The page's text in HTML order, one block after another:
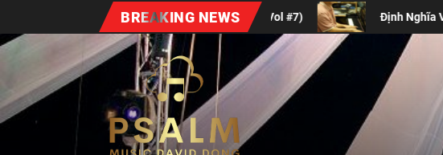
the
BREAKING NEWS
Xuân Bất Diệt (Vol #7) Định Nghĩa Về Sự Thờ Phượng Đương Đại
NÓI
VỀ